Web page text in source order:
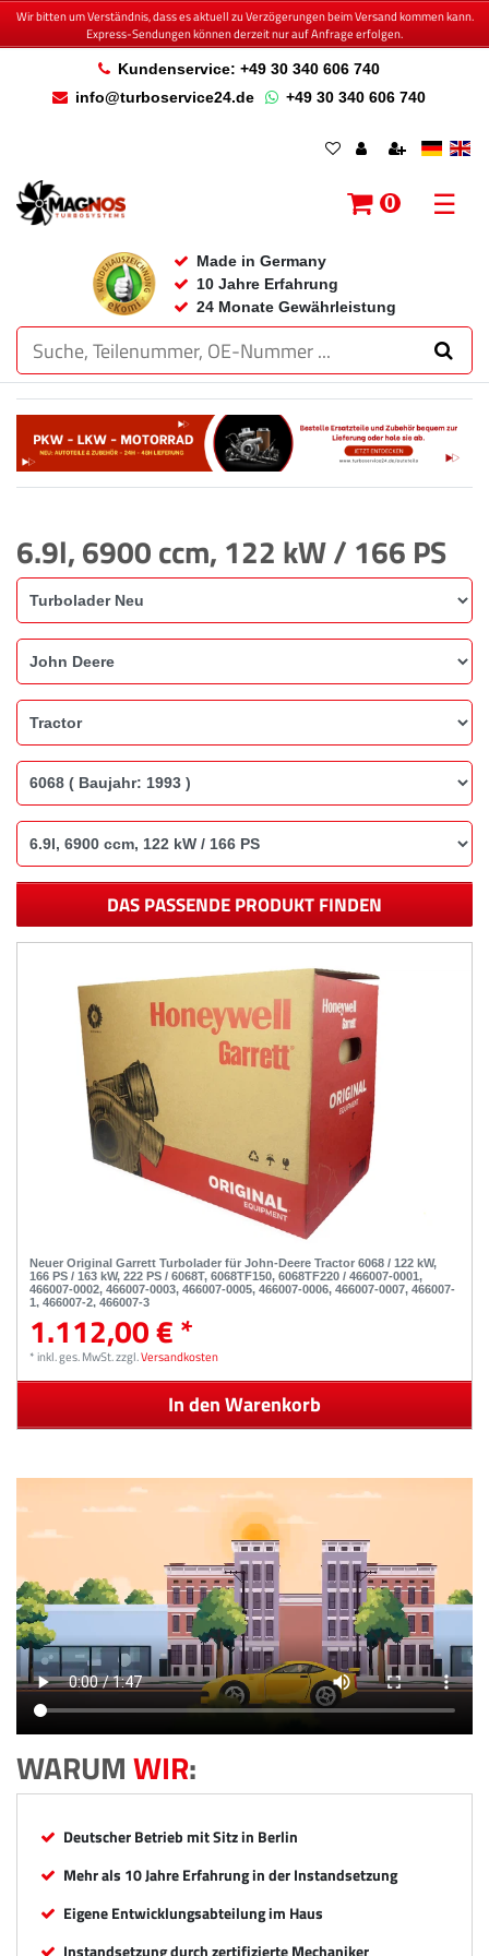
Wir bitten um Verständnis, dass es aktuell zu Verzögerungen beim Versand kommen kann.
Express-Sendungen können derzeit nur auf Anfrage erfolgen.
Kundenservice: +49 30 340 606 740
info@turboservice24.de
+49 30 340 606 740
Made in Germany
10 Jahre Erfahrung
24 Monate Gewährleistung
0 ☰
6.9l, 6900 ccm, 122 kW / 166 PS
DAS PASSENDE PRODUKT FINDEN
Neuer Original Garrett Turbolader für John-Deere Tractor 6068 / 122 kW,
166 PS / 163 kW, 222 PS / 6068T, 6068TF150, 6068TF220 / 466007-0001,
466007-0002, 466007-0003, 466007-0005, 466007-0006, 466007-0007, 466007-
1, 466007-2, 466007-3
1.112,00 € *
*inkl. ges. MwSt.zzgl.Versandkosten
In den Warenkorb
WARUMWIR:
Deutscher Betrieb mit Sitz in Berlin
Mehr als 10 Jahre Erfahrung in der Instandsetzung
Eigene Entwicklungsabteilung im Haus
Instandsetzung durch zertifizierte Mechaniker